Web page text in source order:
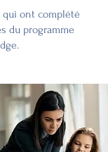
qui ont complété
du programme